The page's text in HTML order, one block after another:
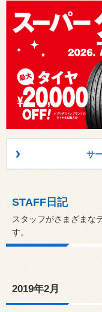
サ
STAFF日記
スタッフがさまざまな
す。
2019年2月